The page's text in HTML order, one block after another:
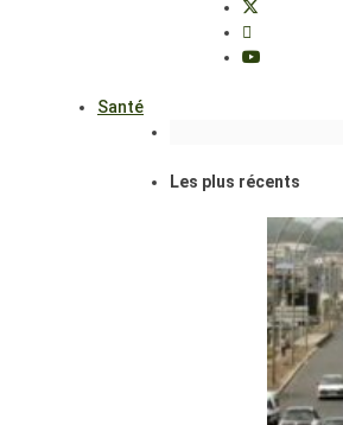
Santé
Les plus récents